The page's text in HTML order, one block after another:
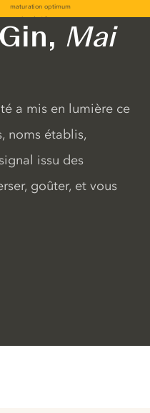
Mai
a mis en lumière ce
noms établis,
issu des
goûter, et vous